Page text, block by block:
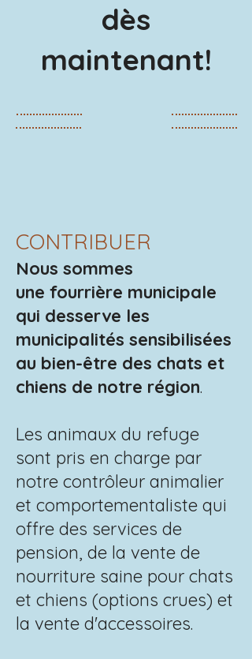
dès
maintenant!​
CONTRIBUER
Nous sommes
une fourrière municipale
qui desserve les
municipalités sensibilisées
au bien-être des chats et
chiens de notre région.
Les animaux du refuge
sont pris en charge par
notre contrôleur animalier
et comportementaliste qui
offre des services de
pension, de la vente de
nourriture saine pour chats
et chiens (options crues) et
la vente d'accessoires.